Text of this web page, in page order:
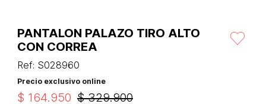
PANTALON PALAZO TIRO ALTO
CON CORREA
Ref: S028960
Precio exclusivo online
$ 329.900
$ 164.950